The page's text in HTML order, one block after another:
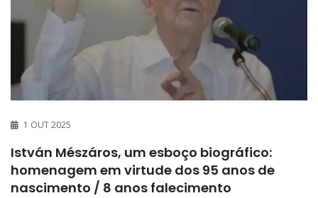
1 OUT 2025
István Mészáros, um esboço biográfico:
homenagem em virtude dos 95 anos de
nascimento / 8 anos falecimento